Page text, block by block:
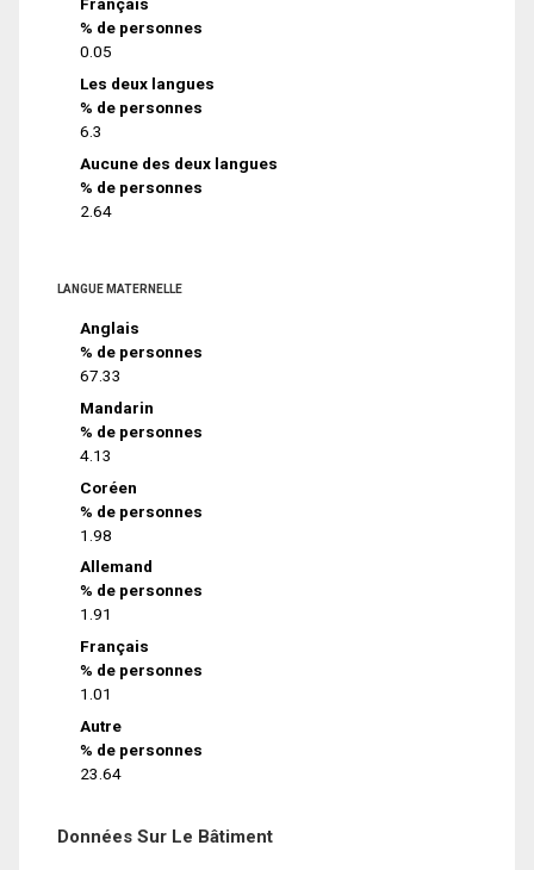
Français
% de personnes
0.05
Les deux langues
% de personnes
6.3
Aucune des deux langues
% de personnes
2.64
LANGUE MATERNELLE
Anglais
% de personnes
67.33
Mandarin
% de personnes
4.13
Coréen
% de personnes
1.98
Allemand
% de personnes
1.91
Français
% de personnes
1.01
Autre
% de personnes
23.64
Données Sur Le Bâtiment